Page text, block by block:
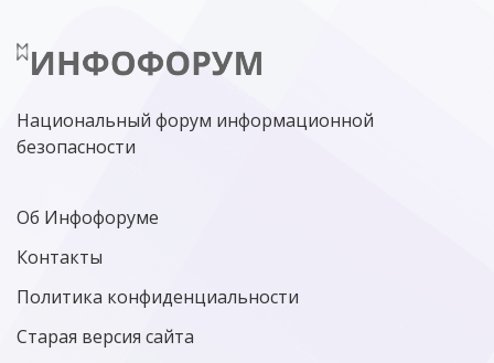
МИНЦИФРЫ РОССИИ NGFW
Национальный форум информационной
безопасности
Об Инфофоруме
Контакты
Политика конфиденциальности
Старая версия сайта